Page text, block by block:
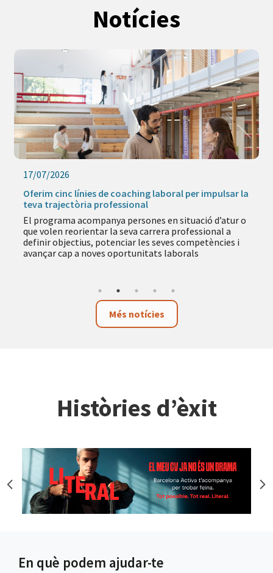
Notícies
17/07/2026
Oferim cinc línies de coaching laboral per impulsar la
teva trajectòria professional
El programa acompanya persones en situació d’atur o
que volen reorientar la seva carrera professional a
definir objectius, potenciar les seves competències i
avançar cap a noves oportunitats laborals
Més notícies
Històries d’èxit
En què podem ajudar-te